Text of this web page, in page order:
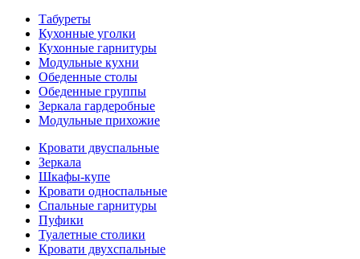
Табуреты
Кухонные уголки
Кухонные гарнитуры
Модульные кухни
Обеденные столы
Обеденные группы
Зеркала гардеробные
Модульные прихожие
Кровати двуспальные
Зеркала
Шкафы-купе
Кровати односпальные
Спальные гарнитуры
Пуфики
Туалетные столики
Кровати двухспальные